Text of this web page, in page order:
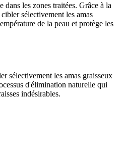
les zones traitées. Grâce à la
sélectivement les amas
de la peau et protège les
sélectivement les amas graisseux
d'élimination naturelle qui
indésirables.